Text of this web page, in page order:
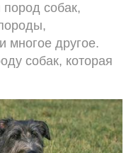
собак,
многое другое.
собак, которая